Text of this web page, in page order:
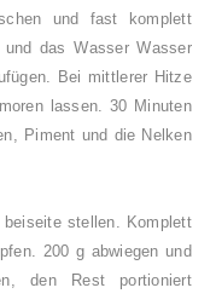
und fast komplett
das Wasser Wasser
Bei mittlerer Hitze
lassen. 30 Minuten
Piment und die Nelken
beiseite stellen. Komplett
200 g abwiegen und
den Rest portioniert